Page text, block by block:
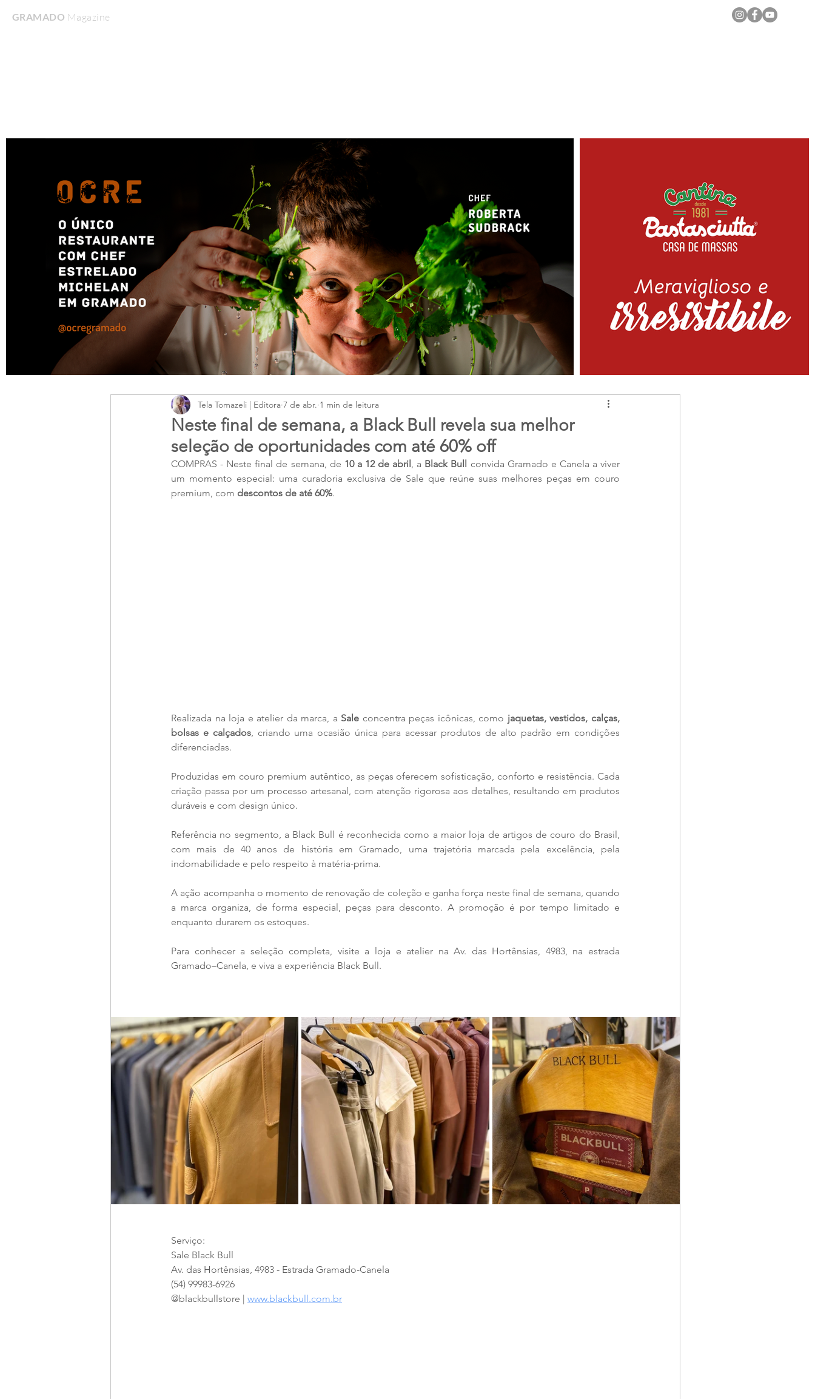
GRAMADO MagazineHome
Neste final de semana, a Black Bull revela sua melhor
seleção de oportunidades com até 60% off
Tela Tomazeli | Editora 7 de abr. 1 min de leitura
COMPRAS - Neste final de semana, de 10 a 12 de abril, a Black Bull convida Gramado e Canela a viver
um momento especial: uma curadoria exclusiva de Sale que reúne suas melhores peças em couro
premium, com descontos de até 60%.
Realizada na loja e atelier da marca, a Sale concentra peças icônicas, como jaquetas, vestidos, calças,
bolsas e calçados, criando uma ocasião única para acessar produtos de alto padrão em condições
diferenciadas.
Produzidas em couro premium autêntico, as peças oferecem sofisticação, conforto e resistência. Cada
criação passa por um processo artesanal, com atenção rigorosa aos detalhes, resultando em produtos
duráveis e com design único.
Referência no segmento, a Black Bull é reconhecida como a maior loja de artigos de couro do Brasil,
com mais de 40 anos de história em Gramado, uma trajetória marcada pela excelência, pela
indomabilidade e pelo respeito à matéria-prima.
A ação acompanha o momento de renovação de coleção e ganha força neste final de semana, quando
a marca organiza, de forma especial, peças para desconto. A promoção é por tempo limitado e
enquanto durarem os estoques.
Para conhecer a seleção completa, visite a loja e atelier na Av. das Hortênsias, 4983, na estrada
Gramado–Canela, e viva a experiência Black Bull.
Serviço:
Sale Black Bull
Av. das Hortênsias, 4983 - Estrada Gramado-Canela
(54) 99983-6926
@blackbullstore | www.blackbull.com.br